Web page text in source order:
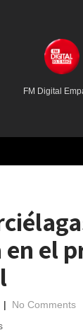
FM Digital
el
| No Comments